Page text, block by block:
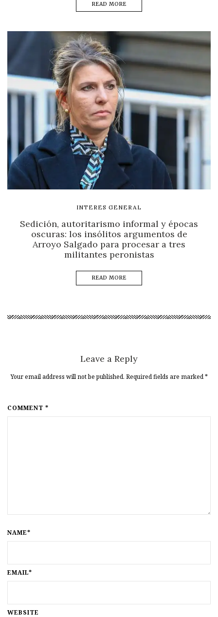
READ MORE
INTERES GENERAL
Sedición, autoritarismo informal y épocas
oscuras: los insólitos argumentos de
Arroyo Salgado para procesar a tres
militantes peronistas
READ MORE
Leave a Reply
Your email address will not be published. Required fields are marked*
COMMENT *
NAME*
EMAIL*
WEBSITE